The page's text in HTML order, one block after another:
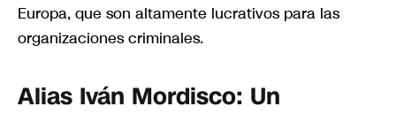
Europa, que son altamente lucrativos para las
organizaciones criminales.
Alias Iván Mordisco: Un